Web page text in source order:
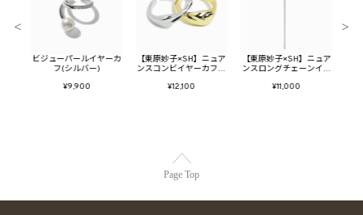
ビジューパールイヤーカ
フ(シルバー)
¥9,900
【東原妙子×SH】ニュア
ンスコンビイヤーカフリ
¥12,100
【東原妙子×SH】ニュア
ンスロングチェーンイヤ
¥11,000
＜ ＞
Page Top